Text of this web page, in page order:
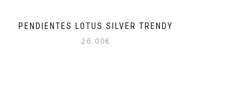
PENDIENTES LOTUS SILVER TRENDY
26.00€